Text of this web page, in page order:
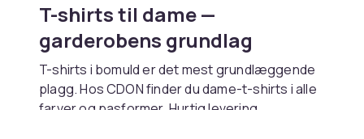
T-shirts til dame —
garderobens grundlag
T-shirts i bomuld er det mest grundlæggende
plagg. Hos CDON finder du dame-t-shirts i alle
farver og pasformer. Hurtig levering.